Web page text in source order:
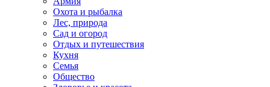
Охота и рыбалка
Лес, природа
Сад и огород
Отдых и путешествия
Кухня
Семья
Общество